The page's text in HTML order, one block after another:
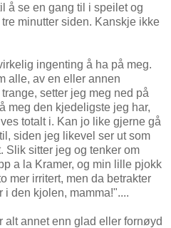
å se en gang til i speilet og
minutter siden. Kanskje ikke
ingenting å ha på meg.
alle, av en eller annen
setter jeg meg ned på
meg den kjedeligste jeg har,
totalt i. Kan jo like gjerne gå
siden jeg likevel ser ut som
Slik sitter jeg og tenker om
a la Kramer, og min lille pjokk
mer irritert, men da betrakter
i den kjolen, mamma!"....
alt annet enn glad eller fornøyd